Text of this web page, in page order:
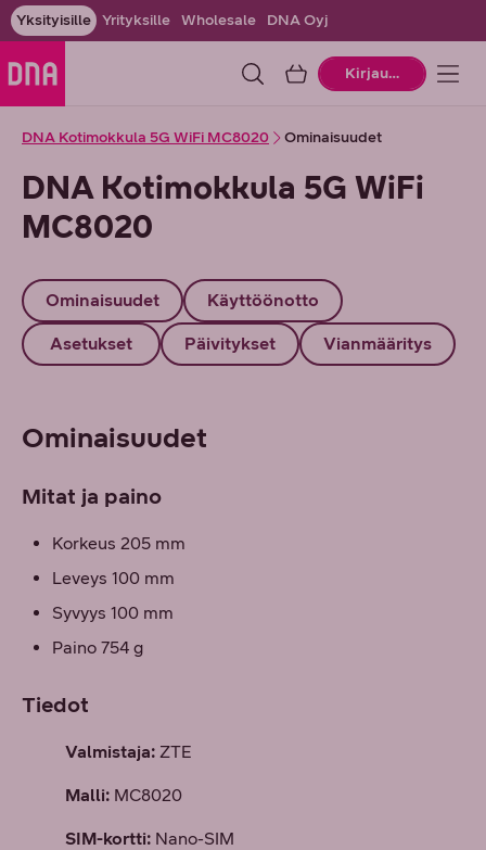
Yksityisille Yrityksille Wholesale DNA Oyj
OstoskoriKirjaudu
DNA Kotimokkula 5G WiFi MC8020 Ominaisuudet
DNA Kotimokkula 5G WiFi
MC8020
Ominaisuudet Käyttöönotto
Asetukset Päivitykset Vianmääritys
Ominaisuudet
Mitat ja paino
Korkeus 205 mm
Leveys 100 mm
Syvyys 100 mm
Paino 754 g
Tiedot
Valmistaja: ZTE
Malli: MC8020
SIM-kortti: Nano-SIM